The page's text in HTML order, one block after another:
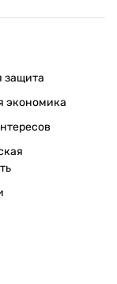
защита
экономика